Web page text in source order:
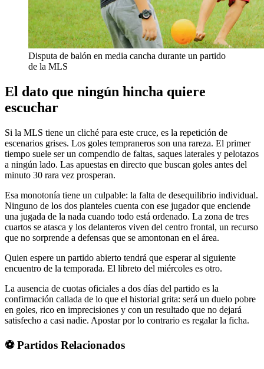
Disputa de balón en media cancha durante un partido
de la MLS
El dato que ningún hincha quiere
escuchar
Si la MLS tiene un cliché para este cruce, es la repetición de
escenarios grises. Los goles tempraneros son una rareza. El primer
tiempo suele ser un compendio de faltas, saques laterales y pelotazos
a ningún lado. Las apuestas en directo que buscan goles antes del
minuto 30 rara vez prosperan.
Esa monotonía tiene un culpable: la falta de desequilibrio individual.
Ninguno de los dos planteles cuenta con ese jugador que enciende
una jugada de la nada cuando todo está ordenado. La zona de tres
cuartos se atasca y los delanteros viven del centro frontal, un recurso
que no sorprende a defensas que se amontonan en el área.
Quien espere un partido abierto tendrá que esperar al siguiente
encuentro de la temporada. El libreto del miércoles es otro.
La ausencia de cuotas oficiales a dos días del partido es la
confirmación callada de lo que el historial grita: será un duelo pobre
en goles, rico en imprecisiones y con un resultado que no dejará
satisfecho a casi nadie. Apostar por lo contrario es regalar la ficha.
⚽ Partidos Relacionados